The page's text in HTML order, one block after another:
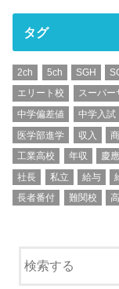
タグ
2ch 5ch SGH
エリート校
スーパー
中学偏差値
中学入試
医学部進学
収入
工業高校
年収 慶
社長
私立 給与
長者番付
難関校